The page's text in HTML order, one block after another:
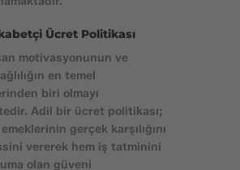
Ücret Politikası
motivasyonunun ve
en temel
biri olmayı
Adil bir ücret politikası;
gerçek karşılığını
vererek hem iş tatminini
olan güveni